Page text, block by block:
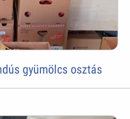
gyümölcs osztás